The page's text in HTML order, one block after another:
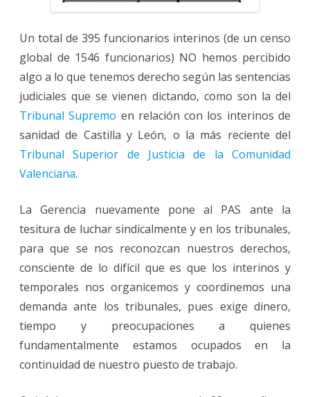
Un total de 395 funcionarios interinos (de un censo
global de 1546 funcionarios) NO hemos percibido
algo a lo que tenemos derecho según las sentencias
judiciales que se vienen dictando, como son la del
Tribunal Supremo en relación con los interinos de
sanidad de Castilla y León, o la más reciente del
Tribunal Superior de Justicia de la Comunidad
Valenciana.
La Gerencia nuevamente pone al PAS ante la
tesitura de luchar sindicalmente y en los tribunales,
para que se nos reconozcan nuestros derechos,
consciente de lo difícil que es que los interinos y
temporales nos organicemos y coordinemos una
demanda ante los tribunales, pues exige dinero,
tiempo y preocupaciones a quienes
fundamentalmente estamos ocupados en la
continuidad de nuestro puesto de trabajo.